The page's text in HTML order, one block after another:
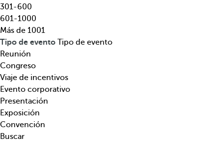
i
n
o
,
t
e
m
á
t
i
c
a
d
e
f
l
e
c
h
a
h
a
c
i
301-600
601-1000
Más de 1001
Tipo de evento Tipo de evento
Reunión
Congreso
Viaje de incentivos
Evento corporativo
Presentación
Exposición
Convención
Buscar